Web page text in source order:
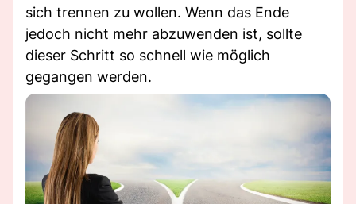
sich trennen zu wollen. Wenn das Ende
jedoch nicht mehr abzuwenden ist, sollte
dieser Schritt so schnell wie möglich
gegangen werden.